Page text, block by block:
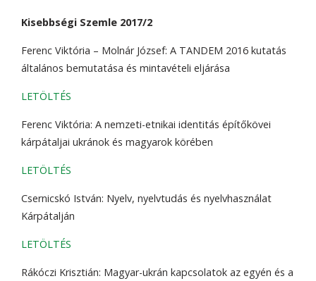
Kisebbségi Szemle 2017/2
Ferenc Viktória – Molnár József: A TANDEM 2016 kutatás
általános bemutatása és mintavételi eljárása
LETÖLTÉS
Ferenc Viktória: A nemzeti-etnikai identitás építőkövei
kárpátaljai ukránok és magyarok körében
LETÖLTÉS
Csernicskó István: Nyelv, nyelvtudás és nyelvhasználat
Kárpátalján
LETÖLTÉS
Rákóczi Krisztián: Magyar-ukrán kapcsolatok az egyén és a